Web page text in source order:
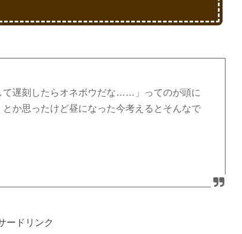
て遅刻したらオネボウだな……」ってのが頭に
思ったけど昼になった今考えるとそんなで
ードリンク